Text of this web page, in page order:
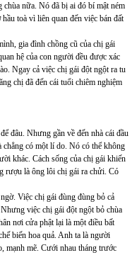
nữa. Nó đã bị ai đó bí mật ném
toà vì liên quan đến việc bán đất
gia đình chồng cũ của chị gái
hệ của con người đều được xác
Ngay cả việc chị gái đột ngột ra tu
chị đã đến cái tuổi chiêm nghiệm
đâu. Nhưng gần về đến nhà cái đầu
có một lí do. Nó có thể không
khác. Cách sống của chị gái khiến
rượu là ông lôi chị gái ra chửi. Có
Việc chị gái đùng đùng bỏ cả
việc chị gái đột ngột bỏ chùa
nơi cửa phật lại là một điều bất
biến hoa quả. Anh ta là người
mạnh mẽ. Cưới nhau tháng trước